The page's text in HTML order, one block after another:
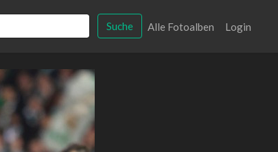
Suche Alle Fotoalben Login